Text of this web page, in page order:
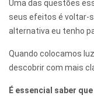
Uma das questões
seus efeitos é voltar-
alternativa eu tenho
Quando colocamos
descobrir com mais
É essencial saber